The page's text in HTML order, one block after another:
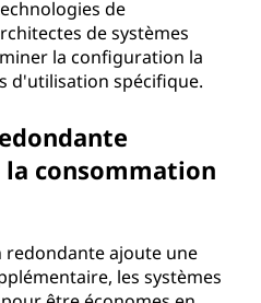
de
de systèmes
la configuration la
d'utilisation spécifique.
consommation
ajoute une
les systèmes